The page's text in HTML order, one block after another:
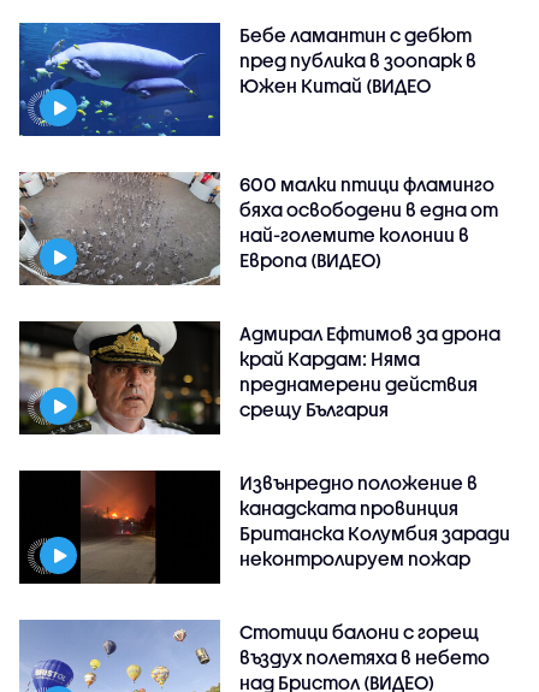
Бебе ламантин с дебют
пред публика в зоопарк в
Южен Китай (ВИДЕО
600 малки птици фламинго
бяха освободени в една от
най-големите колонии в
Европа (ВИДЕО)
Адмирал Ефтимов за дрона
край Кардам: Няма
преднамерени действия
срещу България
Извънредно положение в
канадската провинция
Британска Колумбия заради
неконтролируем пожар
Стотици балони с горещ
въздух полетяха в небето
над Бристол (ВИДЕО)